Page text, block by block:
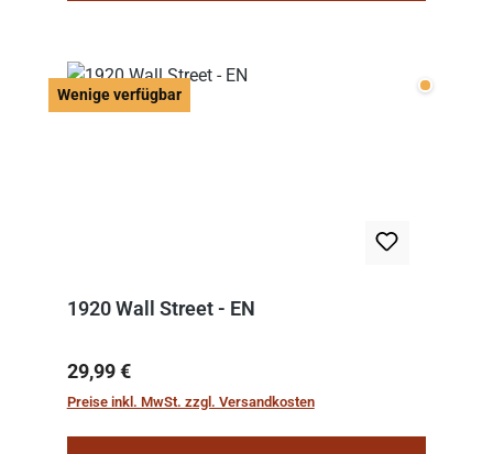
Wenige verfügbar Wenige
1920 Wall Street - EN
Regulärer Preis:
29,99 €
Preise inkl. MwSt. zzgl. Versandkosten